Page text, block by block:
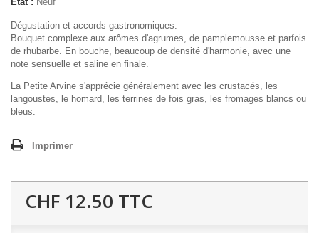
Dégustation et accords gastronomiques:
Bouquet complexe aux arômes d'agrumes, de pamplemousse et parfois
de rhubarbe. En bouche, beaucoup de densité d'harmonie, avec une
note sensuelle et saline en finale.
La Petite Arvine s'apprécie généralement avec les crustacés, les
langoustes, le homard, les terrines de fois gras, les fromages blancs ou
bleus.
Imprimer
CHF 12.50 TTC